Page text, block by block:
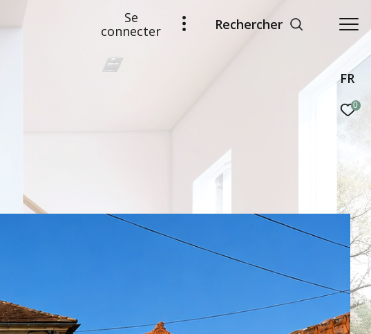
FR
0
Se
connecter
Rechercher